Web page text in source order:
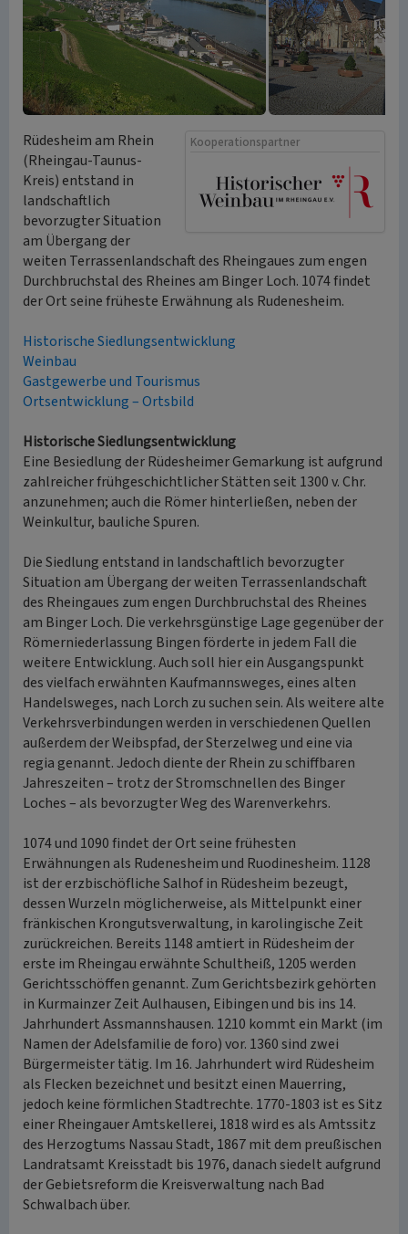
Kooperationspartner
Rüdesheim am Rhein
(Rheingau-Taunus-
Kreis) entstand in
landschaftlich
bevorzugter Situation
am Übergang der
weiten Terrassenlandschaft des Rheingaues zum engen
Durchbruchstal des Rheines am Binger Loch. 1074 findet
der Ort seine früheste Erwähnung als Rudenesheim.
Historische Siedlungsentwicklung
Weinbau
Gastgewerbe und Tourismus
Ortsentwicklung – Ortsbild
Historische Siedlungsentwicklung
Eine Besiedlung der Rüdesheimer Gemarkung ist aufgrund
zahlreicher frühgeschichtlicher Stätten seit 1300 v. Chr.
anzunehmen; auch die Römer hinterließen, neben der
Weinkultur, bauliche Spuren.
Die Siedlung entstand in landschaftlich bevorzugter
Situation am Übergang der weiten Terrassenlandschaft
des Rheingaues zum engen Durchbruchstal des Rheines
am Binger Loch. Die verkehrsgünstige Lage gegenüber der
Römerniederlassung Bingen förderte in jedem Fall die
weitere Entwicklung. Auch soll hier ein Ausgangspunkt
des vielfach erwähnten Kaufmannsweges, eines alten
Handelsweges, nach Lorch zu suchen sein. Als weitere alte
Verkehrsverbindungen werden in verschiedenen Quellen
außerdem der Weibspfad, der Sterzelweg und eine via
regia genannt. Jedoch diente der Rhein zu schiffbaren
Jahreszeiten – trotz der Stromschnellen des Binger
Loches – als bevorzugter Weg des Warenverkehrs.
1074 und 1090 findet der Ort seine frühesten
Erwähnungen als Rudenesheim und Ruodinesheim. 1128
ist der erzbischöfliche Salhof in Rüdesheim bezeugt,
dessen Wurzeln möglicherweise, als Mittelpunkt einer
fränkischen Krongutsverwaltung, in karolingische Zeit
zurückreichen. Bereits 1148 amtiert in Rüdesheim der
erste im Rheingau erwähnte Schultheiß, 1205 werden
Gerichtsschöffen genannt. Zum Gerichtsbezirk gehörten
in Kurmainzer Zeit Aulhausen, Eibingen und bis ins 14.
Jahrhundert Assmannshausen. 1210 kommt ein Markt (im
Namen der Adelsfamilie de foro) vor. 1360 sind zwei
Bürgermeister tätig. Im 16. Jahrhundert wird Rüdesheim
als Flecken bezeichnet und besitzt einen Mauerring,
jedoch keine förmlichen Stadtrechte. 1770-1803 ist es Sitz
einer Rheingauer Amtskellerei, 1818 wird es als Amtssitz
des Herzogtums Nassau Stadt, 1867 mit dem preußischen
Landratsamt Kreisstadt bis 1976, danach siedelt aufgrund
der Gebietsreform die Kreisverwaltung nach Bad
Schwalbach über.